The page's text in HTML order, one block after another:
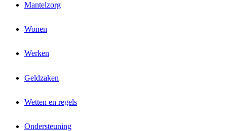
Mantelzorg
Wonen
Werken
Geldzaken
Wetten en regels
Ondersteuning